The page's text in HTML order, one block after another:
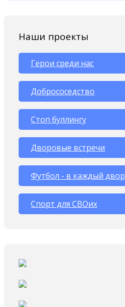
Наши проекты
Герои среди нас
Добрососедство
Стоп буллингу
Дворовые встречи
Футбол - в каждый двор
Спорт для СВОих